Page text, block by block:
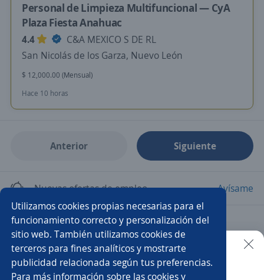
Utilizamos cookies propias necesarias para el
funcionamiento correcto y personalización del
sitio web. También utilizamos cookies de
terceros para fines analíticos y mostrarte
publicidad relacionada según tus preferencias.
Para más información sobre las cookies y
Personal de Limpieza Multifuncional — CyA
Plaza Fiesta Anahuac
4.4
C&A MEXICO S DE RL
San Nicolás de los Garza, Nuevo León
$ 12,000.00 (Mensual)
Hace 10 horas
Anterior Siguiente
Nuevas ofertas de empleo Avísame
Empleos similares
Asistente comercial Auxiliar
Auxiliar administrativo/a Auxiliar de almacén
Buscar es más fácil en la app